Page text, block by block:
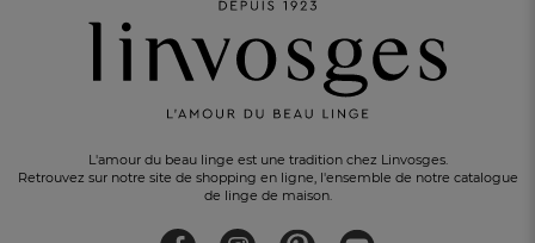
L'amour du beau linge est une tradition chez Linvosges.
Retrouvez sur notre site de shopping en ligne, l'ensemble de notre catalogue
de linge de maison.